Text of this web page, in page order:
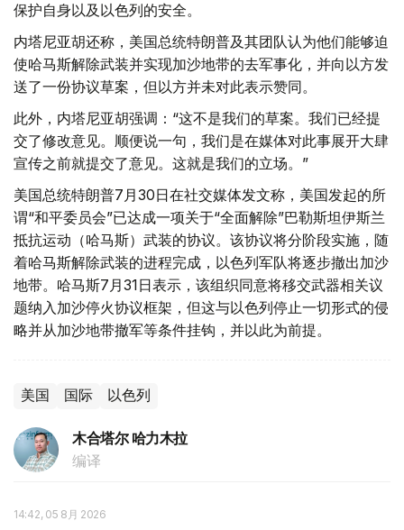
保护自身以及以色列的安全。
内塔尼亚胡还称，美国总统特朗普及其团队认为他们能够迫
使哈马斯解除武装并实现加沙地带的去军事化，并向以方发
送了一份协议草案，但以方并未对此表示赞同。
此外，内塔尼亚胡强调：“这不是我们的草案。我们已经提
交了修改意见。顺便说一句，我们是在媒体对此事展开大肆
宣传之前就提交了意见。这就是我们的立场。”
美国总统特朗普7月30日在社交媒体发文称，美国发起的所
谓“和平委员会”已达成一项关于“全面解除”巴勒斯坦伊斯兰
抵抗运动（哈马斯）武装的协议。该协议将分阶段实施，随
着哈马斯解除武装的进程完成，以色列军队将逐步撤出加沙
地带。哈马斯7月31日表示，该组织同意将移交武器相关议
题纳入加沙停火协议框架，但这与以色列停止一切形式的侵
略并从加沙地带撤军等条件挂钩，并以此为前提。
美国 国际 以色列
木合塔尔 哈力木拉
编译
14:42, 05 8月 2026